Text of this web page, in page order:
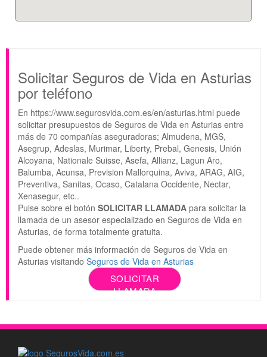
Solicitar Seguros de Vida en Asturias
por teléfono
En https://www.segurosvida.com.es/en/asturias.html puede
solicitar presupuestos de Seguros de Vida en Asturias entre
más de 70 compañías aseguradoras; Almudena, MGS,
Asegrup, Adeslas, Murimar, Liberty, Prebal, Genesis, Unión
Alcoyana, Nationale Suisse, Asefa, Allianz, Lagun Aro,
Balumba, Acunsa, Prevision Mallorquina, Aviva, ARAG, AIG,
Preventiva, Sanitas, Ocaso, Catalana Occidente, Nectar,
Xenasegur, etc..
Pulse sobre el botón SOLICITAR LLAMADA para solicitar la
llamada de un asesor especializado en Seguros de Vida en
Asturias, de forma totalmente gratuita.
Puede obtener más información de Seguros de Vida en
Asturias visitando Seguros de Vida en Asturias
SOLICITAR
LLAMADA